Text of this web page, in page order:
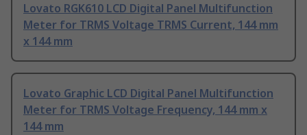
Lovato RGK610 LCD Digital Panel Multifunction
Meter for TRMS Voltage TRMS Current, 144 mm
x 144 mm
Lovato Graphic LCD Digital Panel Multifunction
Meter for TRMS Voltage Frequency, 144 mm x
144 mm